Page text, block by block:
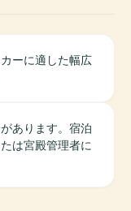
ーに適した幅広
あります。宿泊
は宮殿管理者に